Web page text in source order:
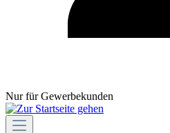
Nur für Gewerbekunden